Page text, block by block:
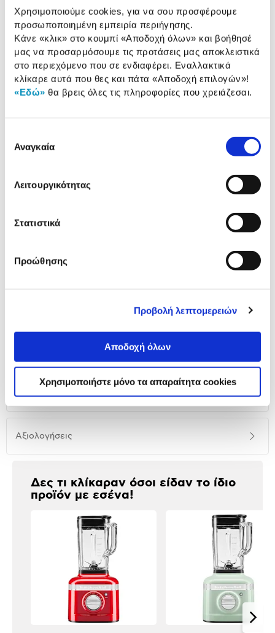
Χρησιμοποιούμε cookies, για να σου προσφέρουμε
προσωποποιημένη εμπειρία περιήγησης.
Κάνε «κλικ» στο κουμπί «Αποδοχή όλων» και βοήθησέ
μας να προσαρμόσουμε τις προτάσεις μας αποκλειστικά
στο περιεχόμενο που σε ενδιαφέρει. Εναλλακτικά
κλίκαρε αυτά που θες και πάτα «Αποδοχή επιλογών»!
«Εδώ» θα βρεις όλες τις πληροφορίες που χρειάζεσαι.
συγκατάθεσης
Αναγκαία
Λειτουργικότητας
Στατιστικά
Προώθησης
Προβολή λεπτομερειών
Αποδοχή όλων
Χρησιμοποιήστε μόνο τα απαραίτητα cookies
Συνδύασέτο με
KitchenAid Φρυγανιέρα
5KMT2204EAC Artisan
329,00 €
Προσθήκη
παρουσίαση
Αναλυτική παρουσίαση
Προδιαγραφές
προϊόντος
Χαρακτηριστικά
Αξιολογήσεις
Δες τι κλίκαραν όσοι είδαν το ίδιο
προϊόν με εσένα!